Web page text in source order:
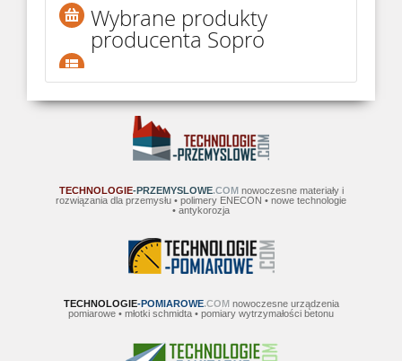
Wybrane produkty
producenta Sopro
TECHNOLOGIE-PRZEMYSLOWE.COMnowoczesne materiały i
rozwiązania dla przemysłu • polimery ENECON • nowe technologie
• antykorozja
TECHNOLOGIE-POMIAROWE.COMnowoczesne urządzenia
pomiarowe • młotki schmidta • pomiary wytrzymałości betonu